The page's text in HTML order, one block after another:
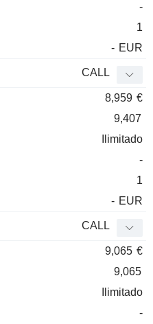
-
1
- EUR
CALL
8,959 €
9,407
Ilimitado
-
1
- EUR
CALL
9,065 €
9,065
Ilimitado
-